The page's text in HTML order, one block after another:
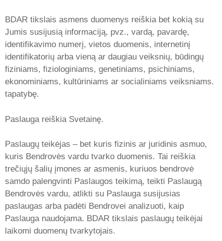
BDAR tikslais asmens duomenys reiškia bet kokią su
Jumis susijusią informaciją, pvz., vardą, pavardę,
identifikavimo numerį, vietos duomenis, internetinį
identifikatorių arba vieną ar daugiau veiksnių, būdingų
fiziniams, fiziologiniams, genetiniams, psichiniams,
ekonominiams, kultūriniams ar socialiniams veiksniams.
tapatybę.
Paslauga reiškia Svetainę.
Paslaugų teikėjas – bet kuris fizinis ar juridinis asmuo,
kuris Bendrovės vardu tvarko duomenis. Tai reiškia
trečiųjų šalių įmones ar asmenis, kuriuos bendrovė
samdo palengvinti Paslaugos teikimą, teikti Paslaugą
Bendrovės vardu, atlikti su Paslauga susijusias
paslaugas arba padėti Bendrovei analizuoti, kaip
Paslauga naudojama. BDAR tikslais paslaugų teikėjai
laikomi duomenų tvarkytojais.